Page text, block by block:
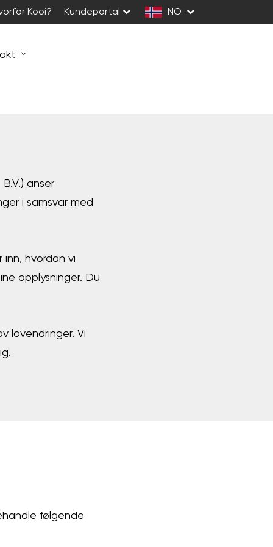
Kooi? Kundeportal NO
anser
i samsvar med
inn, hvordan vi
opplysninger. Du
lovendringer. Vi
følgende